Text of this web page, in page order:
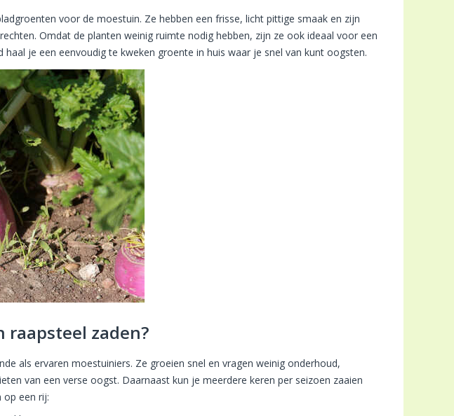
voor de moestuin. Ze hebben een frisse, licht pittige smaak en zijn
Omdat de planten weinig ruimte nodig hebben, zijn ze ook ideaal voor een
je een eenvoudig te kweken groente in huis waar je snel van kunt oogsten.
raapsteel zaden?
als ervaren moestuiniers. Ze groeien snel en vragen weinig onderhoud,
van een verse oogst. Daarnaast kun je meerdere keren per seizoen zaaien
op een rij: